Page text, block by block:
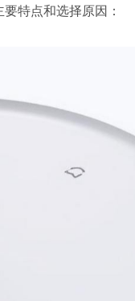
特点和选择原因：